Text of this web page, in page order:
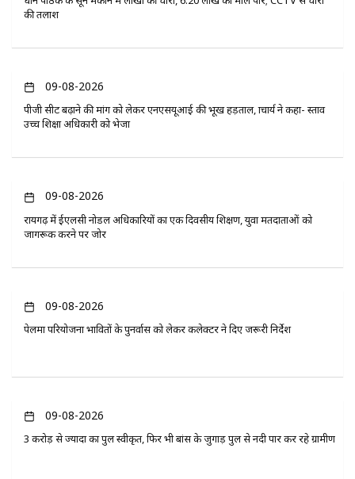
की तलाश
09-08-2026
पीजी सीट बढ़ाने की मांग को लेकर एनएसयूआई की भूख हड़ताल, प्राचार्य ने कहा- प्रस्ताव
उच्च शिक्षा अधिकारी को भेजा
09-08-2026
रायगढ़ में ईएलसी नोडल अधिकारियों का एक दिवसीय प्रशिक्षण, युवा मतदाताओं को
जागरूक करने पर जोर
09-08-2026
पेलमा परियोजना प्रभावितों के पुनर्वास को लेकर कलेक्टर ने दिए जरूरी निर्देश
09-08-2026
3 करोड़ से ज्यादा का पुल स्वीकृत, फिर भी बांस के जुगाड़ पुल से नदी पार कर रहे ग्रामीण